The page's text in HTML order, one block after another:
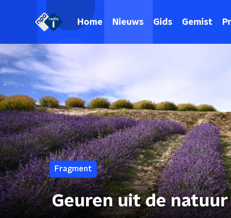
Home Nieuws Gids Gemist
Fragment
Geuren uit de natuur